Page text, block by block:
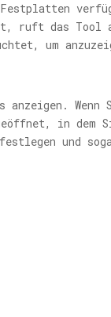
ruft das Tool
um
in dem
und